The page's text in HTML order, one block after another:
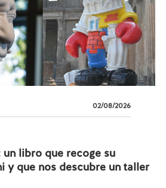
02/08/2026
libro que recoge su
y que nos descubre un taller